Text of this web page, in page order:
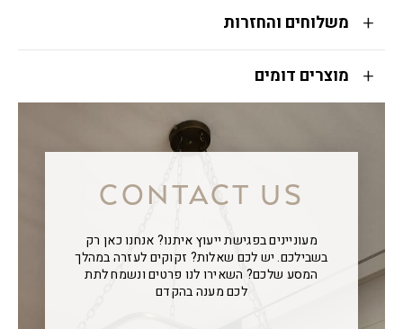
משלוחים והחזרות
מוצרים דומים
CONTACT US
מעוניינים בפגישת ייעוץ איתנו? אנחנו כאן רק
בשבילכם. יש לכם שאלות? זקוקים לעזרה במהלך
המסע שלכם? השאירו לנו פרטים ונשמח לתת
לכם מענה בהקדם